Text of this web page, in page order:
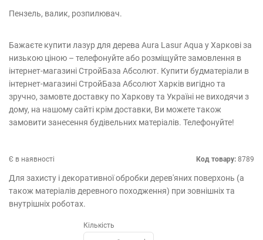
Пензель, валик, розпилювач.
Бажаєте купити лазур для дерева Aura Lasur Aqua у Харкові за
низькою ціною – телефонуйте або розміщуйте замовлення в
інтернет-магазині СтройБаза Абсолют. Купити будматеріали в
інтернет-магазині СтройБаза Абсолют Харків вигідно та
зручно, замовте доставку по Харкову та Україні не виходячи з
дому, на нашому сайті крім доставки, Ви можете також
замовити занесення будівельних матеріалів. Телефонуйте!
Є в наявності Код товару: 8789
Для захисту і декоративної обробки дерев'яних поверхонь (а
також матеріалів деревного походження) при зовнішніх та
внутрішніх роботах.
Кількість